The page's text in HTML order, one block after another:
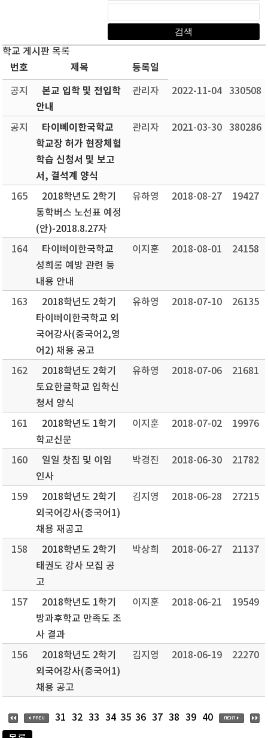
학교 게시판 목록
번호 제목 등록일
공지
본교 입학 및 전입학
안내
관리자 2022-11-04 330508
공지
타이뻬이한국학교
학교장 허가 현장체험
학습 신청서 및 보고
서, 결석계 양식
관리자 2021-03-30 380286
165
2018학년도 2학기
통학버스 노선표 예정
(안)-2018.8.27자
유하영 2018-08-27 19427
164
타이뻬이한국학교
성희롱 예방 관련 등
내용 안내
이지훈 2018-08-01 24158
163
2018학년도 2학기
타이뻬이한국학교 외
국어강사(중국어2,영
어2) 채용 공고
유하영 2018-07-10 26135
162
2018학년도 2학기
토요한글학교 입학신
청서 양식
유하영 2018-07-06 21681
161
2018학년도 1학기
학교신문
이지훈 2018-07-02 19976
160
일일 찻집 및 이임
인사
박경진 2018-06-30 21782
159
2018학년도 2학기
외국어강사(중국어1)
채용 재공고
김지영 2018-06-28 27215
158
2018학년도 2학기
태권도 강사 모집 공
고
박상희 2018-06-27 21137
157
2018학년도 1학기
방과후학교 만족도 조
사 결과
이지훈 2018-06-21 19549
156
2018학년도 2학기
외국어강사(중국어1)
채용 공고
김지영 2018-06-19 22270
31 32 33 34 35 36 37 38 39
40